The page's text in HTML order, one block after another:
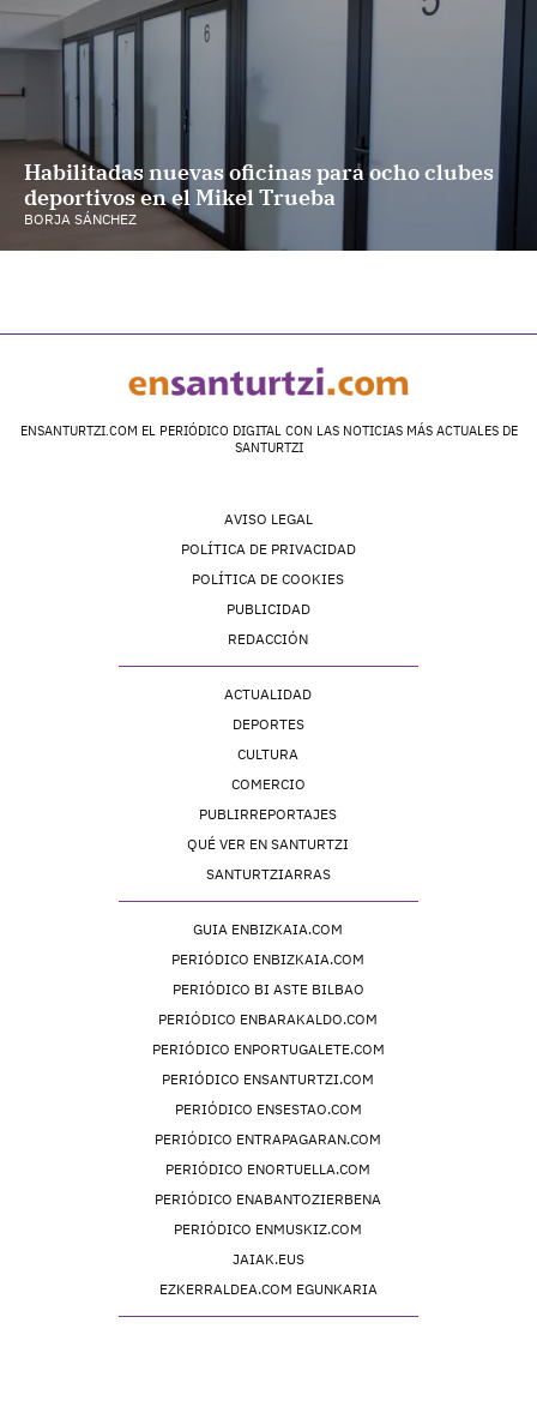
Habilitadas nuevas oficinas para ocho clubes
deportivos en el Mikel Trueba
BORJA SÁNCHEZ
ENSANTURTZI.COM EL PERIÓDICO DIGITAL CON LAS NOTICIAS MÁS ACTUALES DE
SANTURTZI
AVISO LEGAL
POLÍTICA DE PRIVACIDAD
POLÍTICA DE COOKIES
PUBLICIDAD
REDACCIÓN
ACTUALIDAD
DEPORTES
CULTURA
COMERCIO
PUBLIRREPORTAJES
QUÉ VER EN SANTURTZI
SANTURTZIARRAS
GUIA ENBIZKAIA.COM
PERIÓDICO ENBIZKAIA.COM
PERIÓDICO BI ASTE BILBAO
PERIÓDICO ENBARAKALDO.COM
PERIÓDICO ENPORTUGALETE.COM
PERIÓDICO ENSANTURTZI.COM
PERIÓDICO ENSESTAO.COM
PERIÓDICO ENTRAPAGARAN.COM
PERIÓDICO ENORTUELLA.COM
PERIÓDICO ENABANTOZIERBENA
PERIÓDICO ENMUSKIZ.COM
JAIAK.EUS
EZKERRALDEA.COM EGUNKARIA